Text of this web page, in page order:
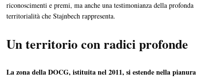
riconoscimenti e premi, ma anche una testimonianza della profonda
territorialità che Stajnbech rappresenta.
Un territorio con radici profonde
La zona della DOCG, istituita nel 2011, si estende nella pianura